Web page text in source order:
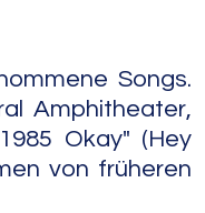
Songs.
Amphitheater,
Okay" (Hey
von früheren